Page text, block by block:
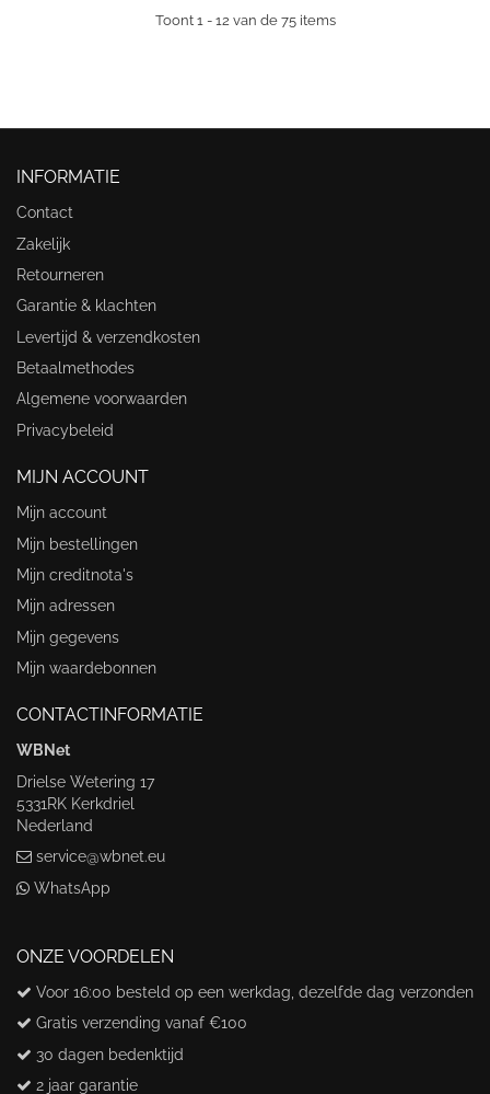
Toont 1 - 12 van de 75 items
INFORMATIE
Contact
Zakelijk
Retourneren
Garantie & klachten
Levertijd & verzendkosten
Betaalmethodes
Algemene voorwaarden
Privacybeleid
MIJN ACCOUNT
Mijn account
Mijn bestellingen
Mijn creditnota's
Mijn adressen
Mijn gegevens
Mijn waardebonnen
CONTACTINFORMATIE
WBNet
Drielse Wetering 17
5331RK Kerkdriel
Nederland
service@wbnet.eu
WhatsApp
ONZE VOORDELEN
Voor 16:00 besteld op een werkdag, dezelfde dag verzonden
Gratis verzending vanaf €100
30 dagen bedenktijd
2 jaar garantie